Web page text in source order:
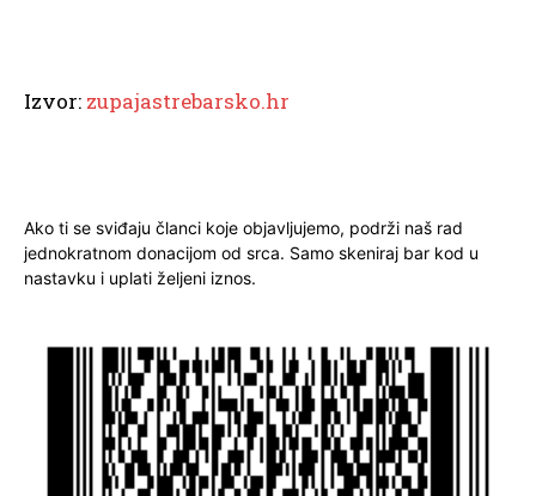
Izvor: zupajastrebarsko.hr
Ako ti se sviđaju članci koje objavljujemo, podrži naš rad
jednokratnom donacijom od srca. Samo skeniraj bar kod u
nastavku i uplati željeni iznos.